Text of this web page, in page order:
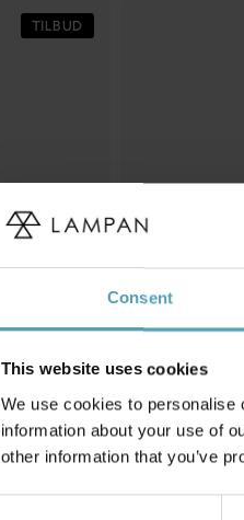
Consent
This website uses cookies
We use cookies to personalise
information about your use of
other information that you’ve
TILBUD
NORDIC LIGHTING
Palizzo 33cm
Vejl. 200 kr.